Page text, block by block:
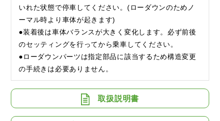
いれた状態で停車してください。(ローダウンのためノ
ーマル時より車体が起きます)
●装着後は車体バランスが大きく変化します。必ず前後
のセッティングを行ってから乗車してください。
●ローダウンパーツは指定部品に該当するため構造変更
の手続きは必要ありません。
取扱説明書